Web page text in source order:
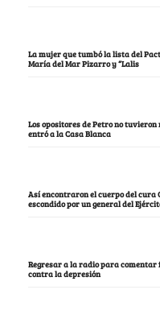
La mujer que tumbó la lista del
María del Mar Pizarro y “Lalis
Los opositores de Petro no
entró a la Casa Blanca
Así encontraron el cuerpo del cura
escondido por un general del
Regresar a la radio para
contra la depresión